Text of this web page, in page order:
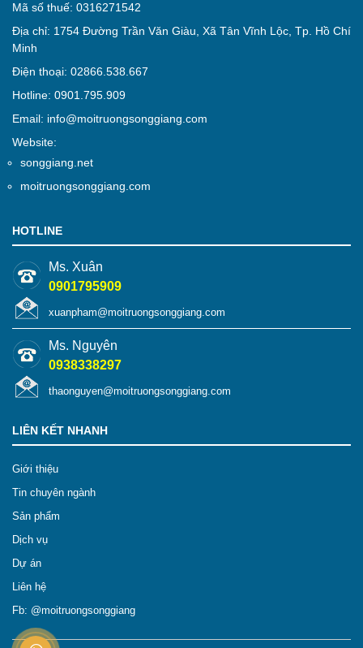
Mã số thuế: 0316271542
Địa chỉ: 1754 Đường Trần Văn Giàu, Xã Tân Vĩnh Lộc, Tp. Hồ Chí
Minh
Điện thoại: 02866.538.667
Hotline: 0901.795.909
Email: info@moitruongsonggiang.com
Website:
songgiang.net
moitruongsonggiang.com
HOTLINE
Ms. Xuân
0901795909
xuanpham@moitruongsonggiang.com
Ms. Nguyên
0938338297
thaonguyen@moitruongsonggiang.com
LIÊN KẾT NHANH
Giới thiệu
Tin chuyên ngành
Sản phẩm
Dịch vụ
Dự án
Liên hệ
Fb: @moitruongsonggiang